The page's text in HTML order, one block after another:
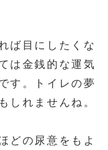
ば目にしたくな
は金銭的な運気
す。トイレの夢
しれませんね。
どの尿意をもよ